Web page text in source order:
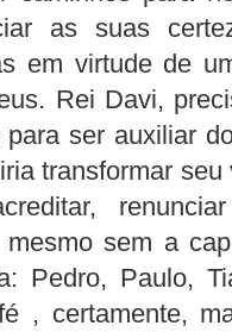
as suas
em virtude de
Rei Davi,
para ser auxiliar
transformar
sem a
Pedro, Paulo,
, certamente,